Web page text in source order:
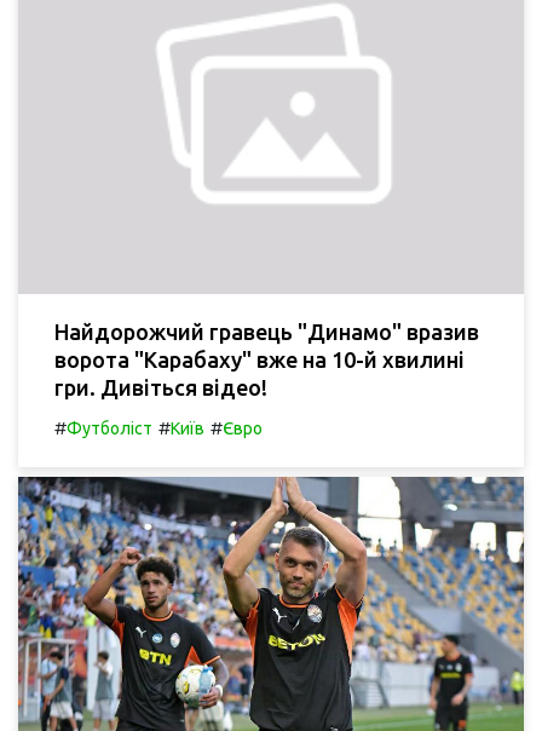
Найдорожчий гравець "Динамо" вразив
ворота "Карабаху" вже на 10-й хвилині
гри. Дивіться відео!
#Футболіст #Київ #Євро